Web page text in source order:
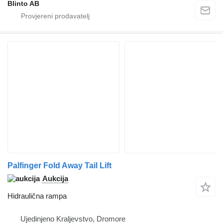
Blinto AB
Palfinger Fold Away Tail Lift
Aukcija
Hidraulična rampa
Ujedinjeno Kraljevstvo, Dromore